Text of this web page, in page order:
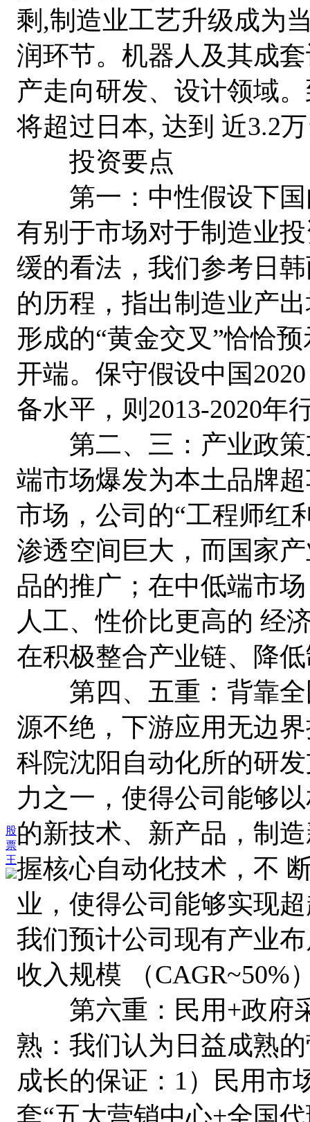
股
票
王
剩,制造业工艺升级成为
润环节。机器人及其成
产走向研发、设计领域
将超过日本, 达到 近3.2
投资要点
第一：中性假设下国
有别于市场对于制造业
缓的看法，我们参考日
的历程，指出制造业产
形成的“黄金交叉”恰恰
开端。保守假设中国
备水平，则2013-2020年
第二、三：产业政策
端市场爆发为本土品牌
市场，公司的“工程师红
渗透空间巨大，而国家
品的推广；在中低端市
人工、性价比更高的 经
在积极整合产业链、降
第四、五重：背靠全
源不绝，下游应用无边
科院沈阳自动化所的研
力之一，使得公司能够
的新技术、新产品，制
握核心自动化技术，不
业，使得公司能够实现
我们预计公司现有产业
收入规模 （CAGR~50%
第六重：民用+政府
熟：我们认为日益成熟
成长的保证：1）民用市
套“五大营销中心+全国